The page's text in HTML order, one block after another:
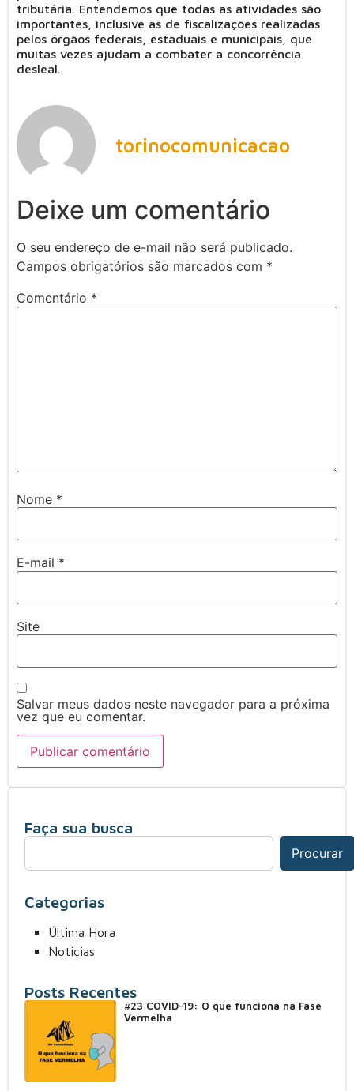
tributária. Entendemos que todas as atividades são
importantes, inclusive as de fiscalizações realizadas
pelos órgãos federais, estaduais e municipais, que
muitas vezes ajudam a combater a concorrência
desleal.
torinocomunicacao
Deixe um comentário
O seu endereço de e-mail não será publicado.
Campos obrigatórios são marcados com *
Comentário *
Nome *
E-mail *
Site
Salvar meus dados neste navegador para a próxima
vez que eu comentar.
Faça sua busca
Procurar
Categorias
Última Hora
Noticias
Posts Recentes
#23 COVID-19: O que funciona na Fase
Vermelha